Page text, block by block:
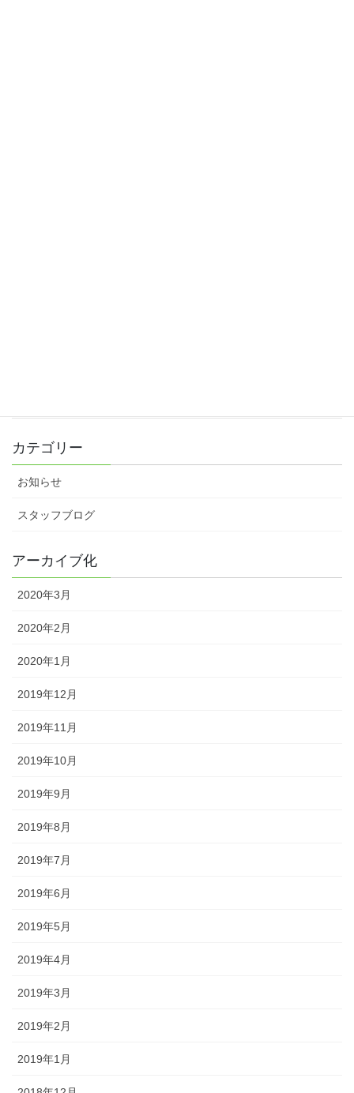
カテゴリー
お知らせ
スタッフブログ
アーカイブ化
2020年3月
2020年2月
2020年1月
2019年12月
2019年11月
2019年10月
2019年9月
2019年8月
2019年7月
2019年6月
2019年5月
2019年4月
2019年3月
2019年2月
2019年1月